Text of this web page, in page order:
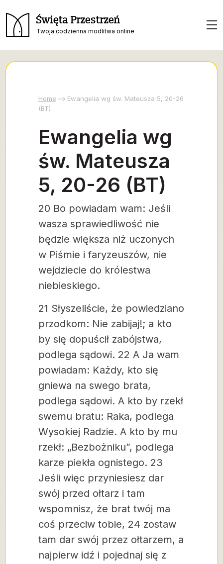
Święta Przestrzeń
Twoja codzienna modlitwa online
Home
Ewangelia wg św. Mateusza 5, 20-26
(BT)
Ewangelia wg
św. Mateusza
5, 20-26 (BT)
20 Bo powiadam wam: Jeśli
wasza sprawiedliwość nie
będzie większa niż uczonych
w Piśmie i faryzeuszów, nie
wejdziecie do królestwa
niebieskiego.
21 Słyszeliście, że powiedziano
przodkom: Nie zabijaj!; a kto
by się dopuścił zabójstwa,
podlega sądowi. 22 A Ja wam
powiadam: Każdy, kto się
gniewa na swego brata,
podlega sądowi. A kto by rzekł
swemu bratu: Raka, podlega
Wysokiej Radzie. A kto by mu
rzekł: „Bezbożniku”, podlega
karze piekła ognistego. 23
Jeśli więc przyniesiesz dar
swój przed ołtarz i tam
wspomnisz, że brat twój ma
coś przeciw tobie, 24 zostaw
tam dar swój przez ołtarzem, a
najpierw idź i pojednaj się z